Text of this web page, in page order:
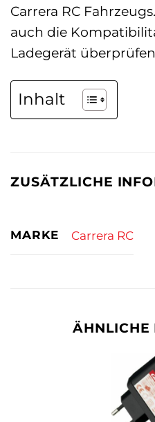
Carrera RC
auch die
Ladegerät
Inhalt
ZUSÄTZLICHE
MARKE Carrera RC
ÄHNLICHE